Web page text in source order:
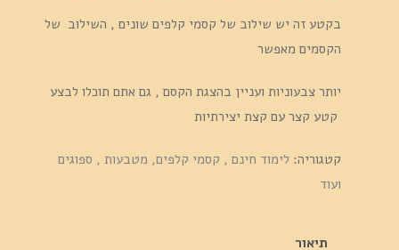
בקטע זה יש שילוב של קסמי קלפים שונים , השילוב של
הקסמים מאפשר
יותר צבעוניות ועניין בהצגת הקסם , גם אתם תוכלו לבצע
קטע קצר עם קצת יצירתיות
קטגוריה: לימוד חינם , קסמי קלפים, מטבעות , ספוגים
ועוד
תיאור